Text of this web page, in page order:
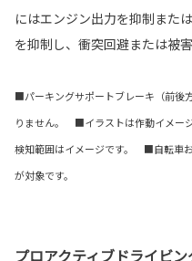
にはエンジン出力を抑制また
を抑制し、衝突回避または被
■パーキングサポートブレーキ（前後
りません。 ■イラストは作動イメー
検知範囲はイメージです。 ■自転車
が対象です。
プロアクティブドライビン